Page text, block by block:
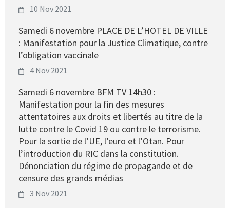
10 Nov 2021
Samedi 6 novembre PLACE DE L’HOTEL DE VILLE
: Manifestation pour la Justice Climatique, contre
l’obligation vaccinale
4 Nov 2021
Samedi 6 novembre BFM TV 14h30 :
Manifestation pour la fin des mesures
attentatoires aux droits et libertés au titre de la
lutte contre le Covid 19 ou contre le terrorisme.
Pour la sortie de l’UE, l’euro et l’Otan. Pour
l’introduction du RIC dans la constitution.
Dénonciation du régime de propagande et de
censure des grands médias
3 Nov 2021